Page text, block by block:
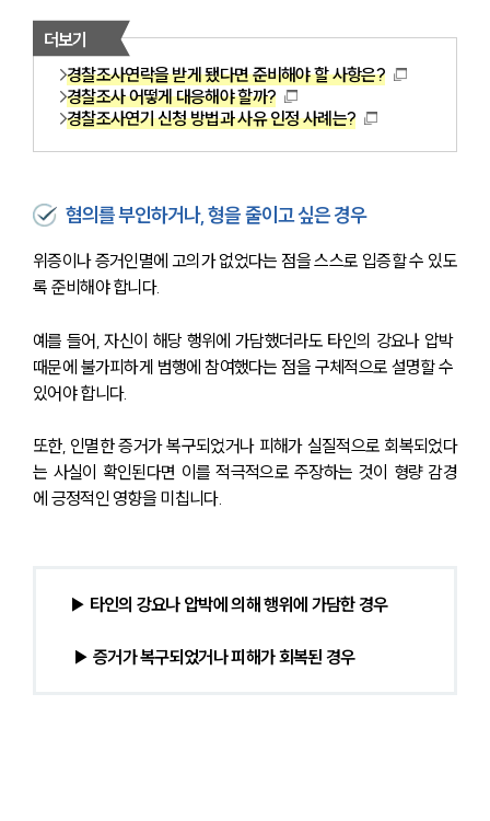
더보기
경찰조사연락을 받게 됐다면 준비해야 할 사항은?
경찰조사 어떻게 대응해야 할까?
경찰조사연기 신청 방법과 사유 인정 사례는?
혐의를 부인하거나, 형을 줄이고 싶은 경우
위증이나 증거인멸에 고의가 없었다는 점을 스스로 입증할 수 있도
록 준비해야 합니다.
예를 들어, 자신이 해당 행위에 가담했더라도 타인의 강요나 압박
때문에 불가피하게 범행에 참여했다는 점을 구체적으로 설명할 수
있어야 합니다.
또한, 인멸한 증거가 복구되었거나 피해가 실질적으로 회복되었다
는 사실이 확인된다면 이를 적극적으로 주장하는 것이 형량 감경
에 긍정적인 영향을 미칩니다.
▶ 타인의 강요나 압박에 의해 행위에 가담한 경우
▶ 증거가 복구되었거나 피해가 회복된 경우